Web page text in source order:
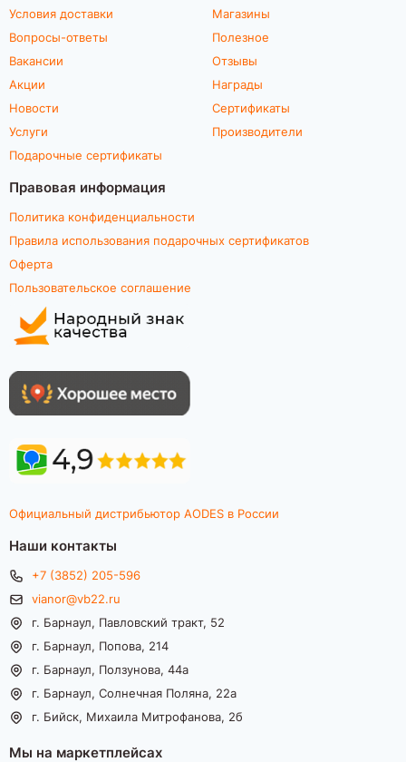
Условия доставки
Вопросы-ответы
Вакансии
Акции
Новости
Услуги
Подарочные сертификаты
Магазины
Полезное
Отзывы
Награды
Сертификаты
Производители
Правовая информация
Политика конфиденциальности
Правила использования подарочных сертификатов
Оферта
Пользовательское соглашение
Официальный дистрибьютор AODES в России
Наши контакты
+7 (3852) 205-596
vianor@vb22.ru
г. Барнаул, Павловский тракт, 52
г. Барнаул, Попова, 214
г. Барнаул, Ползунова, 44а
г. Барнаул, Солнечная Поляна, 22а
г. Бийск, Михаила Митрофанова, 2б
Мы на маркетплейсах